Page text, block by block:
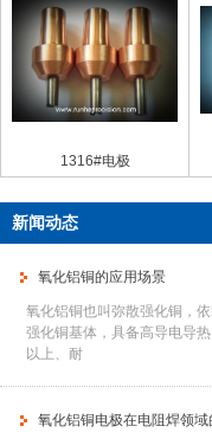
1316#电极
新闻动态
氧化铝铜的应用场景
氧化铝铜也叫弥散强化铜，
强化铜基体，具备高导电导
以上、耐
氧化铝铜电极在电阻焊领